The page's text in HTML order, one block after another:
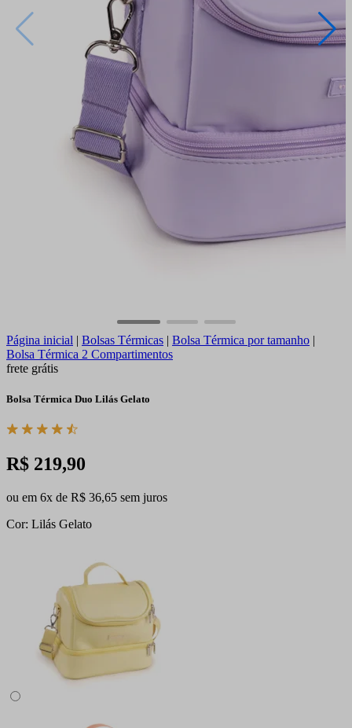
Página inicial | Bolsas Térmicas | Bolsa Térmica por tamanho |
Bolsa Térmica 2 Compartimentos
frete grátis
Bolsa Térmica Duo Lilás Gelato
R$ 219,90
ou em 6x de R$ 36,65 sem juros
Cor: Lilás Gelato